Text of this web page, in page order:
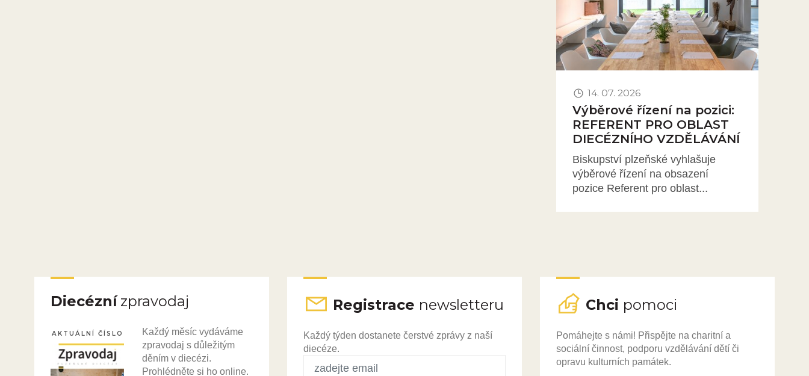
14. 07. 2026
Výběrové řízení na pozici:
REFERENT PRO OBLAST
DIECÉZNÍHO VZDĚLÁVÁNÍ
Biskupství plzeňské vyhlašuje
výběrové řízení na obsazení
pozice Referent pro oblast...
Diecéznízpravodaj
AKTUÁLNÍ ČÍSLO
Každý měsíc vydáváme
zpravodaj s důležitým
děním v diecézi.
Prohlédněte si ho online.
Registrace newsletteru
Každý týden dostanete čerstvé zprávy z naší
diecéze.
Chci pomoci
Pomáhejte s námi! Přispějte na charitní a
sociální činnost, podporu vzdělávání dětí či
opravu kulturních památek.